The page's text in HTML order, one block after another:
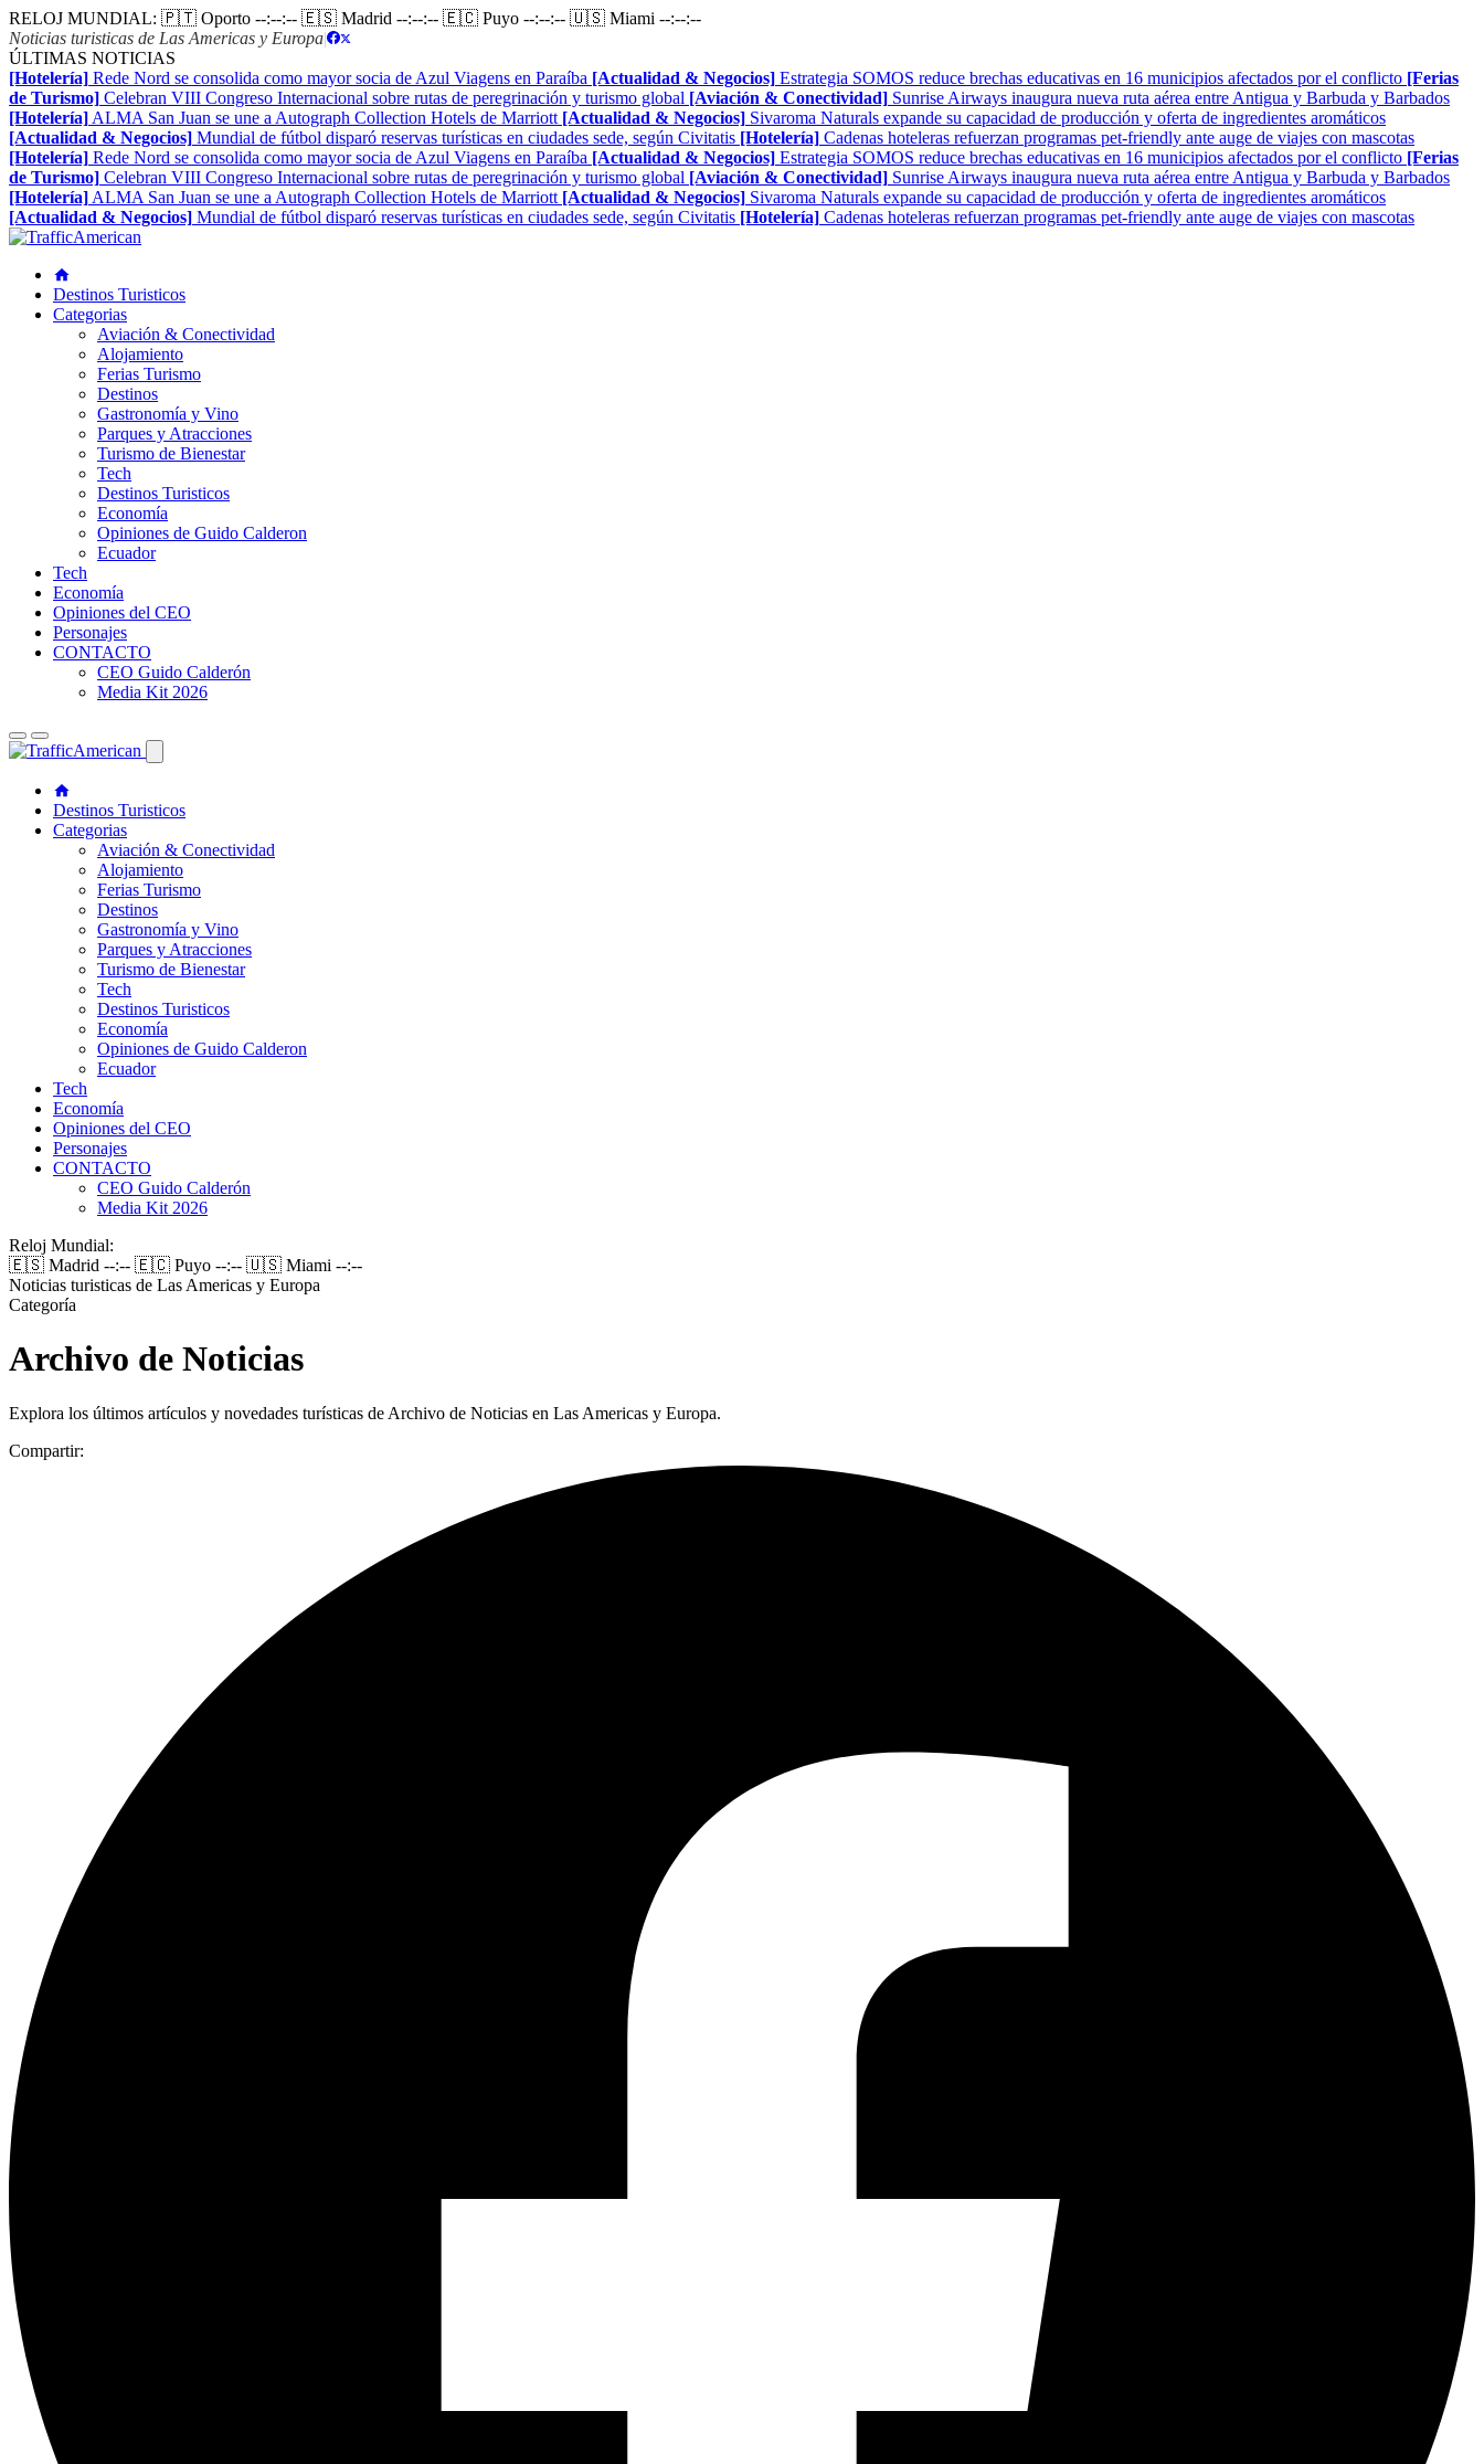
RELOJ MUNDIAL: 🇵🇹 Oporto --:--:-- 🇪🇸 Madrid --:--:-- 🇪🇨 Puyo --:--:-- 🇺🇸 Miami --:--:--
Noticias turisticas de Las Americas y Europa|
ÚLTIMAS NOTICIAS
[Hotelería] Rede Nord se consolida como mayor socia de Azul Viagens en Paraíba [Actualidad & Negocios] Estrategia SOMOS reduce brechas educativas en 16 municipios afectados por el conflicto [Ferias
de Turismo] Celebran VIII Congreso Internacional sobre rutas de peregrinación y turismo global [Aviación & Conectividad] Sunrise Airways inaugura nueva ruta aérea entre Antigua y Barbuda y Barbados
[Hotelería] ALMA San Juan se une a Autograph Collection Hotels de Marriott [Actualidad & Negocios] Sivaroma Naturals expande su capacidad de producción y oferta de ingredientes aromáticos
[Actualidad & Negocios] Mundial de fútbol disparó reservas turísticas en ciudades sede, según Civitatis [Hotelería] Cadenas hoteleras refuerzan programas pet-friendly ante auge de viajes con mascotas
[Hotelería] Rede Nord se consolida como mayor socia de Azul Viagens en Paraíba [Actualidad & Negocios] Estrategia SOMOS reduce brechas educativas en 16 municipios afectados por el conflicto [Ferias
de Turismo] Celebran VIII Congreso Internacional sobre rutas de peregrinación y turismo global [Aviación & Conectividad] Sunrise Airways inaugura nueva ruta aérea entre Antigua y Barbuda y Barbados
[Hotelería] ALMA San Juan se une a Autograph Collection Hotels de Marriott [Actualidad & Negocios] Sivaroma Naturals expande su capacidad de producción y oferta de ingredientes aromáticos
[Actualidad & Negocios] Mundial de fútbol disparó reservas turísticas en ciudades sede, según Civitatis [Hotelería] Cadenas hoteleras refuerzan programas pet-friendly ante auge de viajes con mascotas
Destinos Turisticos
Categorias
Aviación & Conectividad
Alojamiento
Ferias Turismo
Destinos
Gastronomía y Vino
Parques y Atracciones
Turismo de Bienestar
Tech
Destinos Turisticos
Economía
Opiniones de Guido Calderon
Ecuador
Tech
Economía
Opiniones del CEO
Personajes
CONTACTO
CEO Guido Calderón
Media Kit 2026
Destinos Turisticos
Categorias
Aviación & Conectividad
Alojamiento
Ferias Turismo
Destinos
Gastronomía y Vino
Parques y Atracciones
Turismo de Bienestar
Tech
Destinos Turisticos
Economía
Opiniones de Guido Calderon
Ecuador
Tech
Economía
Opiniones del CEO
Personajes
CONTACTO
CEO Guido Calderón
Media Kit 2026
Reloj Mundial:
🇪🇸 Madrid --:-- 🇪🇨 Puyo --:-- 🇺🇸 Miami --:--
Noticias turisticas de Las Americas y Europa
Categoría
Archivo de Noticias
Explora los últimos artículos y novedades turísticas de Archivo de Noticias en Las Americas y Europa.
Compartir: